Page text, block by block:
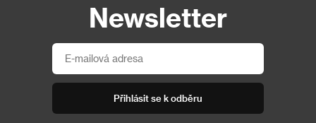
Newsletter
Přihlásit se k odběru